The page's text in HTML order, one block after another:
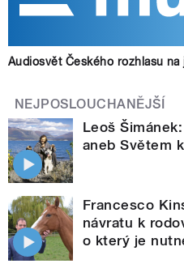
Audiosvět Českého rozhlasu
NEJPOSLOUCHANĚJŠÍ
Leoš
aneb Světem
Francesco
návratu k
o který je